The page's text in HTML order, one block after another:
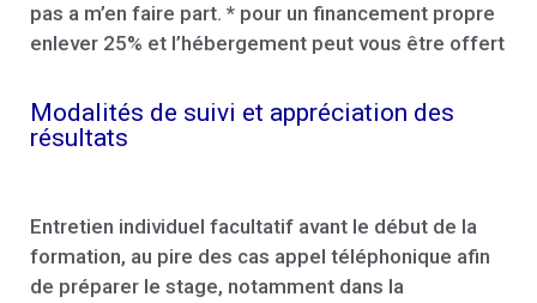
pas a m’en faire part. * pour un financement propre
enlever 25% et l’hébergement peut vous être offert
Modalités de suivi et appréciation des
résultats
Entretien individuel facultatif avant le début de la
formation, au pire des cas appel téléphonique afin
de préparer le stage, notamment dans la